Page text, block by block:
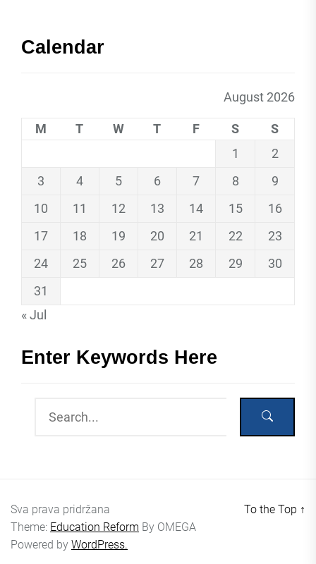
Calendar
August 2026
M T W T F S
S
1
2
3
4 5 6 7 8
9
10
11 12 13 14 15
16
17
18 19 20 21 22
23
24
25 26 27 28 29
30
31
« Jul
Enter Keywords Here
Sva prava pridržana
Theme: Education Reform By OMEGA
Powered by WordPress.
To the Top ↑